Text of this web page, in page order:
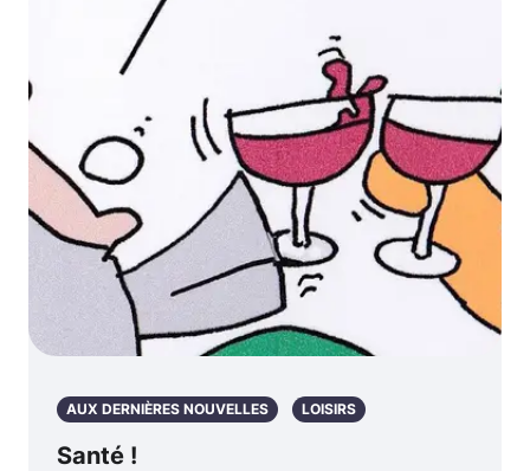
AUX DERNIÈRES NOUVELLES LOISIRS
Santé !